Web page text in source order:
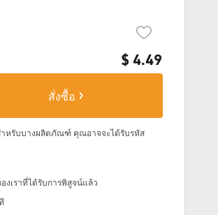
$ 4.49
สั่งซื้อ
ำหรับบางผลิตภัณฑ์ คุณอาจจะได้รับรหัส
เราที่ได้รับการพิสูจน์แล้ว